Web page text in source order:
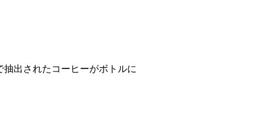
出されたコーヒーがボトルに